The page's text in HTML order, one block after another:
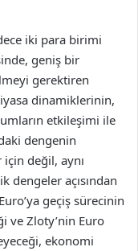
iki para birimi
geniş bir
gerektiren
dinamiklerinin,
etkileşimi ile
dengenin
değil, aynı
dengeler açısından
geçiş sürecinin
ve Zloty’nin Euro
ekonomi